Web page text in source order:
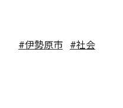
#伊勢原市 #社会